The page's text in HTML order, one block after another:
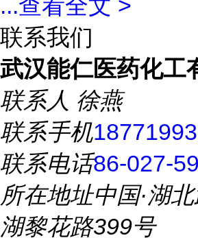
...查看全文 >
联系我们
武汉能仁医药化工
联系人 徐燕
联系手机
联系电话86-027-
所在地址中国·湖
湖黎花路399号